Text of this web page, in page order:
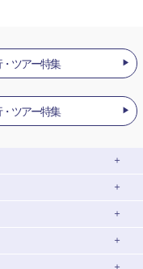
ツアー特集
ツアー特集
サル・スタジオ・ジャパン(USJ)